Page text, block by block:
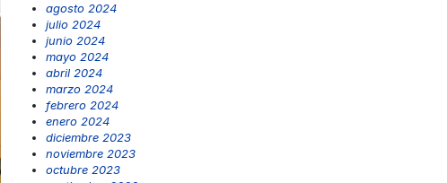
agosto 2024
julio 2024
junio 2024
mayo 2024
abril 2024
marzo 2024
febrero 2024
enero 2024
diciembre 2023
noviembre 2023
octubre 2023